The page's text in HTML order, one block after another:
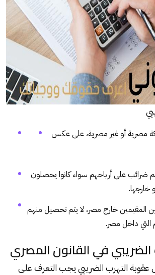
مصرية أو غير مصرية، على عكس
ضرائب على أرباحهم سواء كانوا يحصلون
خارجها.
المقيمين خارج مصر، لا يتم تحصيل منهم
التي داخل مصر.
الضريبي في القانون المصري
عقوبة التهرب الضريبي يجب التعرف على